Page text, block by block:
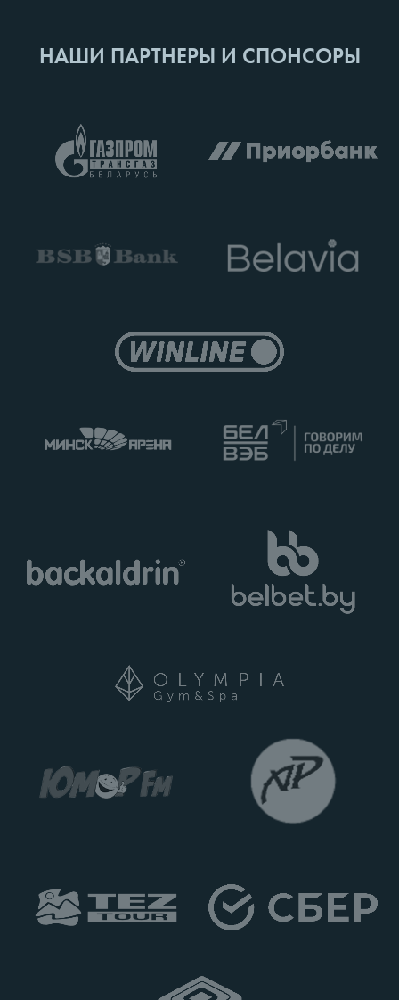
НАШИ ПАРТНЕРЫ И СПОНСОРЫ